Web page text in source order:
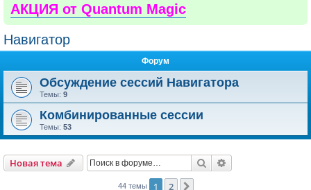
АКЦИЯ от Quantum Magic
Навигатор
Форум
Обсуждение сессий Навигатора
Темы: 9
Комбинированные сессии
Темы: 53
Новая тема Поиск
44 темы 1 2